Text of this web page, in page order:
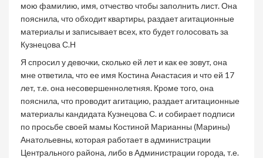
мою фамилию, имя, отчество чтобы заполнить лист. Она
пояснила, что обходит квартиры, раздает агитационные
материалы и записывает всех, кто будет голосовать за
Кузнецова С.Н
Я спросил у девочки, сколько ей лет и как ее зовут, она
мне ответила, что ее имя Костина Анастасия и что ей 17
лет, т.е. она несовершеннолетняя. Кроме того, она
пояснила, что проводит агитацию, раздает агитационные
материалы кандидата Кузнецова С. и собирает подписи
по просьбе своей мамы Костиной Марианны (Марины)
Анатольевны, которая работает в администрации
Центрального района, либо в Администрации города, т.е.